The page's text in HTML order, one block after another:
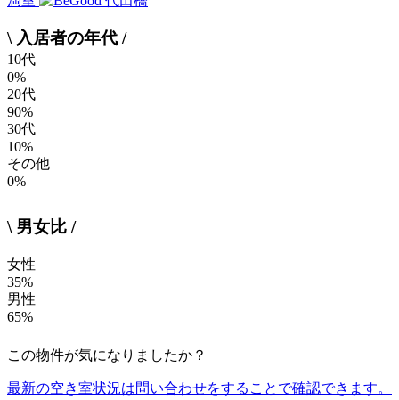
\ 入居者の年代 /
10代
0%
20代
90%
30代
10%
その他
0%
\ 男女比 /
女性
35%
男性
65%
この物件が気になりましたか？
最新の空き室状況は問い合わせをすることで確認できます。